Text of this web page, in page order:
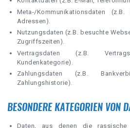
Meta-/Kommunikationsdaten (z.B.
Adressen).
Nutzungsdaten (z.B. besuchte
Zugriffszeiten).
Vertragsdaten (z.B.
Kundenkategorie).
Zahlungsdaten (z.B.
Zahlungshistorie).
BESONDERE KATEGORIEN VON
Daten, aus denen die